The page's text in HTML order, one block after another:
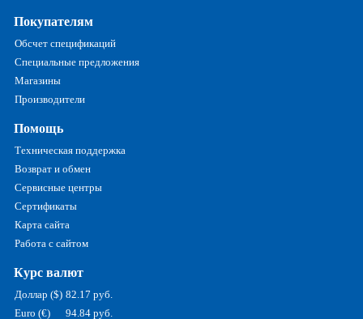
Покупателям
Обсчет спецификаций
Специальные предложения
Магазины
Производители
Помощь
Техническая поддержка
Возврат и обмен
Сервисные центры
Сертификаты
Карта сайта
Работа с сайтом
Курс валют
Доллар ($) 82.17 руб.
Euro (€)
94.84 руб.